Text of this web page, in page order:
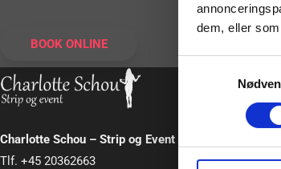
dem, eller
Samtykkevalg
BOOK ONLINE
Charlotte Schou – Strip og Event
Tlf. +45 20362663